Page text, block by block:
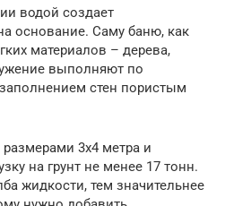
водой создает
основание. Саму баню, как
материалов – дерева,
выполняют по
стен пористым
3х4 метра и
на грунт не менее 17 тонн.
жидкости, тем значительнее